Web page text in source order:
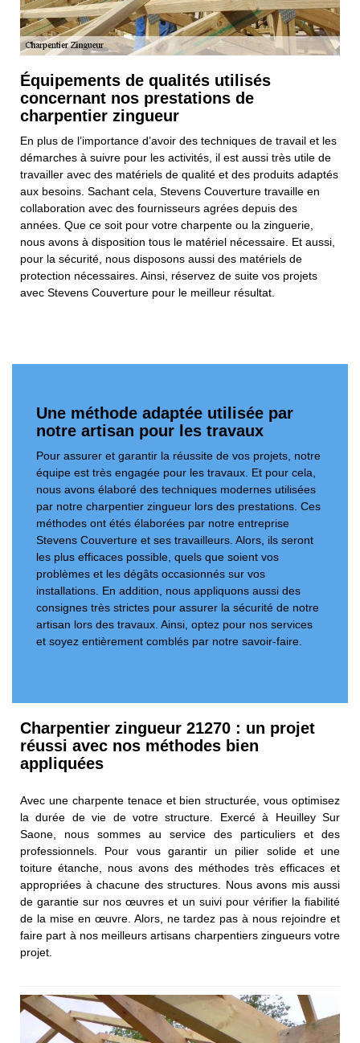
Équipements de qualités utilisés
concernant nos prestations de
charpentier zingueur
En plus de l’importance d’avoir des techniques de travail et les
démarches à suivre pour les activités, il est aussi très utile de
travailler avec des matériels de qualité et des produits adaptés
aux besoins. Sachant cela, Stevens Couverture travaille en
collaboration avec des fournisseurs agrées depuis des
années. Que ce soit pour votre charpente ou la zinguerie,
nous avons à disposition tous le matériel nécessaire. Et aussi,
pour la sécurité, nous disposons aussi des matériels de
protection nécessaires. Ainsi, réservez de suite vos projets
avec Stevens Couverture pour le meilleur résultat.
Une méthode adaptée utilisée par
notre artisan pour les travaux
Pour assurer et garantir la réussite de vos projets, notre
équipe est très engagée pour les travaux. Et pour cela,
nous avons élaboré des techniques modernes utilisées
par notre charpentier zingueur lors des prestations. Ces
méthodes ont étés élaborées par notre entreprise
Stevens Couverture et ses travailleurs. Alors, ils seront
les plus efficaces possible, quels que soient vos
problèmes et les dégâts occasionnés sur vos
installations. En addition, nous appliquons aussi des
consignes très strictes pour assurer la sécurité de notre
artisan lors des travaux. Ainsi, optez pour nos services
et soyez entièrement comblés par notre savoir-faire.
Charpentier zingueur 21270 : un projet
réussi avec nos méthodes bien
appliquées
Avec une charpente tenace et bien structurée, vous optimisez
la durée de vie de votre structure. Exercé à Heuilley Sur
Saone, nous sommes au service des particuliers et des
professionnels. Pour vous garantir un pilier solide et une
toiture étanche, nous avons des méthodes très efficaces et
appropriées à chacune des structures. Nous avons mis aussi
de garantie sur nos œuvres et un suivi pour vérifier la fiabilité
de la mise en œuvre. Alors, ne tardez pas à nous rejoindre et
faire part à nos meilleurs artisans charpentiers zingueurs votre
projet.